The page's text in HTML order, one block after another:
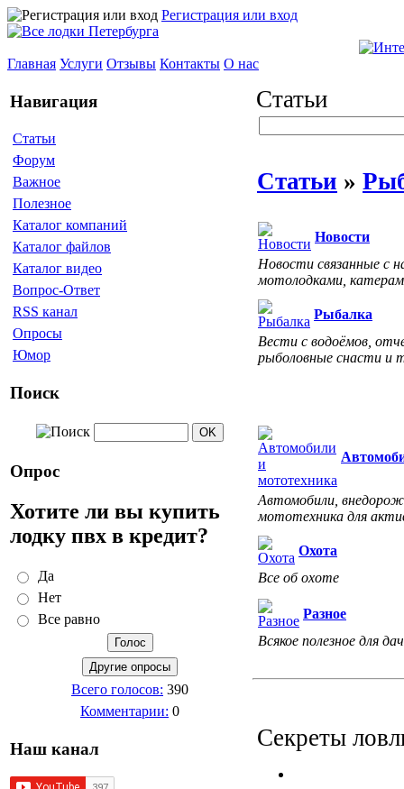
Регистрация или вход
Главная Услуги Отзывы Контакты О нас
Навигация
Статьи
Форум
Важное
Полезное
Каталог компаний
Каталог файлов
Каталог видео
Вопрос-Ответ
RSS канал
Опросы
Юмор
Поиск
Опрос
Хотите ли вы купить
лодку пвх в кредит?
Да
Нет
Все равно
Всего голосов: 390
Комментарии: 0
Наш канал
Статьи
Статьи »
Новости
Новости связанные с
мотолодками,
Рыбалка
Вести с водоёмов,
рыболовные снасти и
Автомобили,
мототехника для
Охота
Все об охоте
Разное
Всякое полезное для
Секреты